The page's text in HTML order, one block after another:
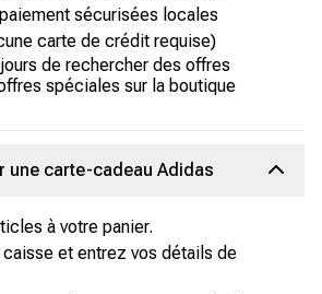
sécurisées locales
carte de crédit requise)
de rechercher des offres
spéciales sur la boutique
une carte-cadeau Adidas
à votre panier.
caisse et entrez vos détails de